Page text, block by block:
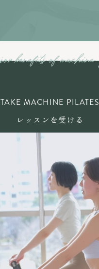
TAKE MACHINE PILATES
レッスンを受ける